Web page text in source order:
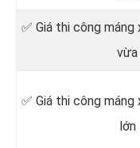
✅ Giá thi công máng
vừa
✅ Giá thi công máng
lớn